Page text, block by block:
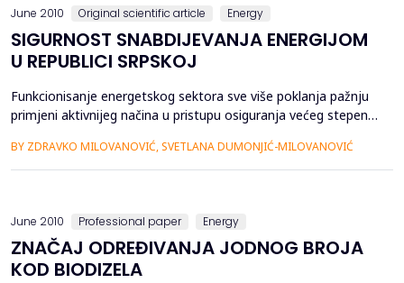
June 2010 Original scientific article Energy
SIGURNOST SNABDIJEVANJA ENERGIJOM
U REPUBLICI SRPSKOJ
Funkcionisanje energetskog sektora sve više poklanja pažnju
primjeni aktivnijeg načina u pristupu osiguranja većeg stepena
vrše analize rizika, s ciljem definisanja uzročnika za njihov
nastanak i njegovog smanjenja. Aktivnosti se sprovode kako u
BY ZDRAVKO MILOVANOVIĆ, SVETLANA DUMONJIĆ-MILOVANOVIĆ
June 2010 Professional paper Energy
ZNAČAJ ODREĐIVANJA JODNOG BROJA
KOD BIODIZELA